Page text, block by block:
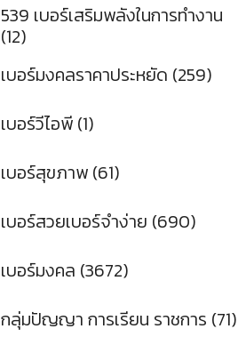
539 เบอร์เสริมพลังในการทำงาน
(12)
เบอร์มงคลราคาประหยัด (259)
เบอร์วีไอพี (1)
เบอร์สุขภาพ (61)
เบอร์สวยเบอร์จำง่าย (690)
เบอร์มงคล (3672)
กลุ่มปัญญา การเรียน ราชการ (71)